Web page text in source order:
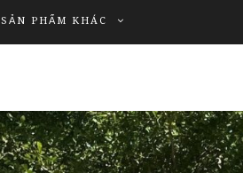
SẢN PHẨM KHÁC